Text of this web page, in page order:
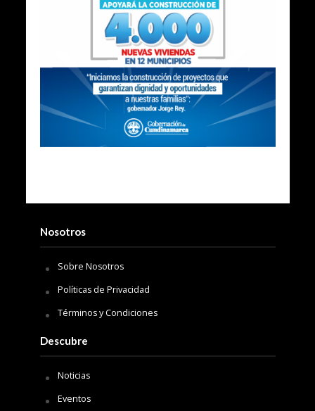
Nosotros
Sobre Nosotros
Políticas de Privacidad
Términos y Condiciones
Descubre
Noticias
Eventos